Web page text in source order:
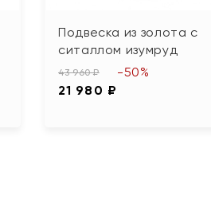
Подвеска из золота с
ситаллом изумруд
43 960 ₽
21 980 ₽
-50%